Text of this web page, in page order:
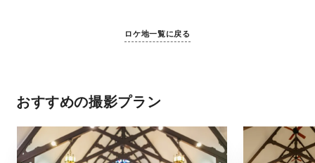
ロケ地一覧に戻る
おすすめの撮影プラン